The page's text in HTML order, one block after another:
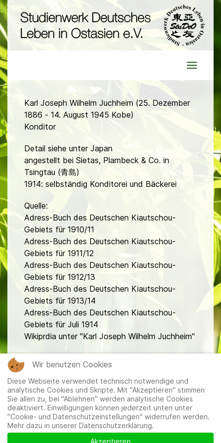
Karl Joseph Wilhelm Juchheim (25. Dezember
1886 - 14. August 1945 Kobe)
Konditor
Detail siehe unter Japan
angestellt bei Sietas, Plambeck & Co. in
Tsingtau (青島)
1914: selbständig Konditorei und Bäckerei
Quelle:
Adress-Buch des Deutschen Kiautschou-
Gebiets für 1910/11
Adress-Buch des Deutschen Kiautschou-
Gebiets für 1911/12
Adress-Buch des Deutschen Kiautschou-
Gebiets für 1912/13
Adress-Buch des Deutschen Kiautschou-
Gebiets für 1913/14
Adress-Buch des Deutschen Kiautschou-
Gebiets für Juli 1914
Wikiprdia unter "Karl Joseph Wilhelm Juchheim"
Mitglieder|Impressum|Datenschutzerklärung|Cookie-
und Datenschutzeinstellungen
Wir benutzen Cookies
Diese Webseite verwendet technisch notwendige und
analytische Cookies und Skripte. Mit "Akzeptieren" stimmen
Sie allen zu, bei "Ablehnen" werden analytische Cookies
deaktiviert. Einwilligungen können jederzeit unten unter
"Cookie- und Datenschutzeinstellungen" widerrufen werden.
Mehr dazu in unserer Datenschutzerklärung.
Akzeptieren